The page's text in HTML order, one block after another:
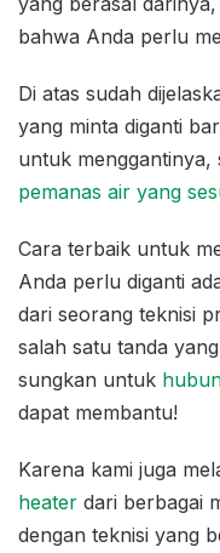
bahwa Anda perlu
Di atas sudah
yang minta diganti
untuk menggantinya,
pemanas air yang
Cara terbaik untuk
Anda perlu diganti
dari seorang teknisi
salah satu tanda
sungkan untuk
dapat membantu!
Karena kami juga
heater dari berbagai
dengan teknisi yang